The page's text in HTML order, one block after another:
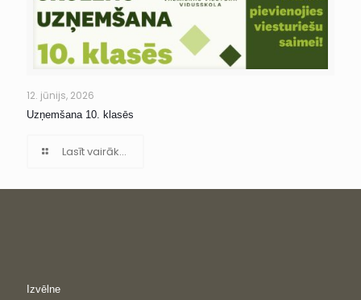
12. jūnijs, 2026
Uzņemšana 10. klasēs
Lasīt vairāk...
Izvēlne